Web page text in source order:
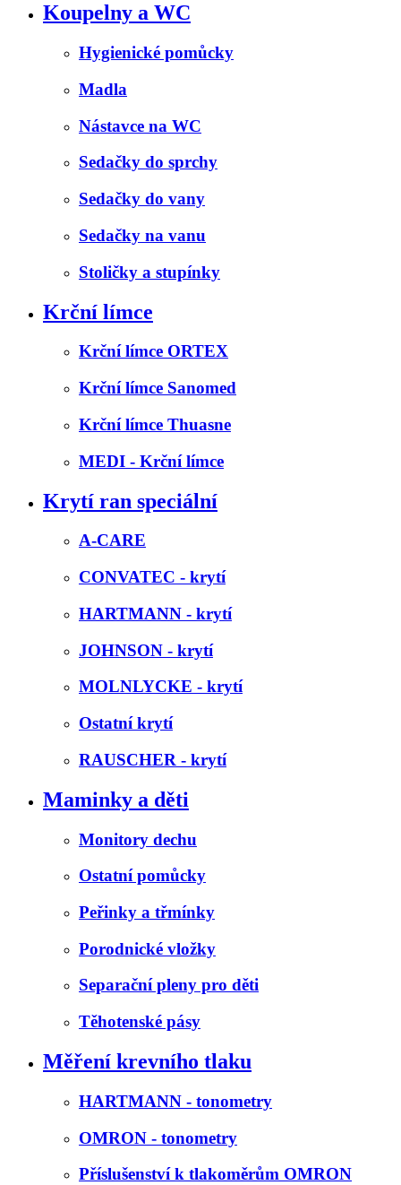
Koupelny a WC
Hygienické pomůcky
Madla
Nástavce na WC
Sedačky do sprchy
Sedačky do vany
Sedačky na vanu
Stoličky a stupínky
Krční límce
Krční límce ORTEX
Krční límce Sanomed
Krční límce Thuasne
MEDI - Krční límce
Krytí ran speciální
A-CARE
CONVATEC - krytí
HARTMANN - krytí
JOHNSON - krytí
MOLNLYCKE - krytí
Ostatní krytí
RAUSCHER - krytí
Maminky a děti
Monitory dechu
Ostatní pomůcky
Peřinky a třmínky
Porodnické vložky
Separační pleny pro děti
Těhotenské pásy
Měření krevního tlaku
HARTMANN - tonometry
OMRON - tonometry
Příslušenství k tlakoměrům OMRON